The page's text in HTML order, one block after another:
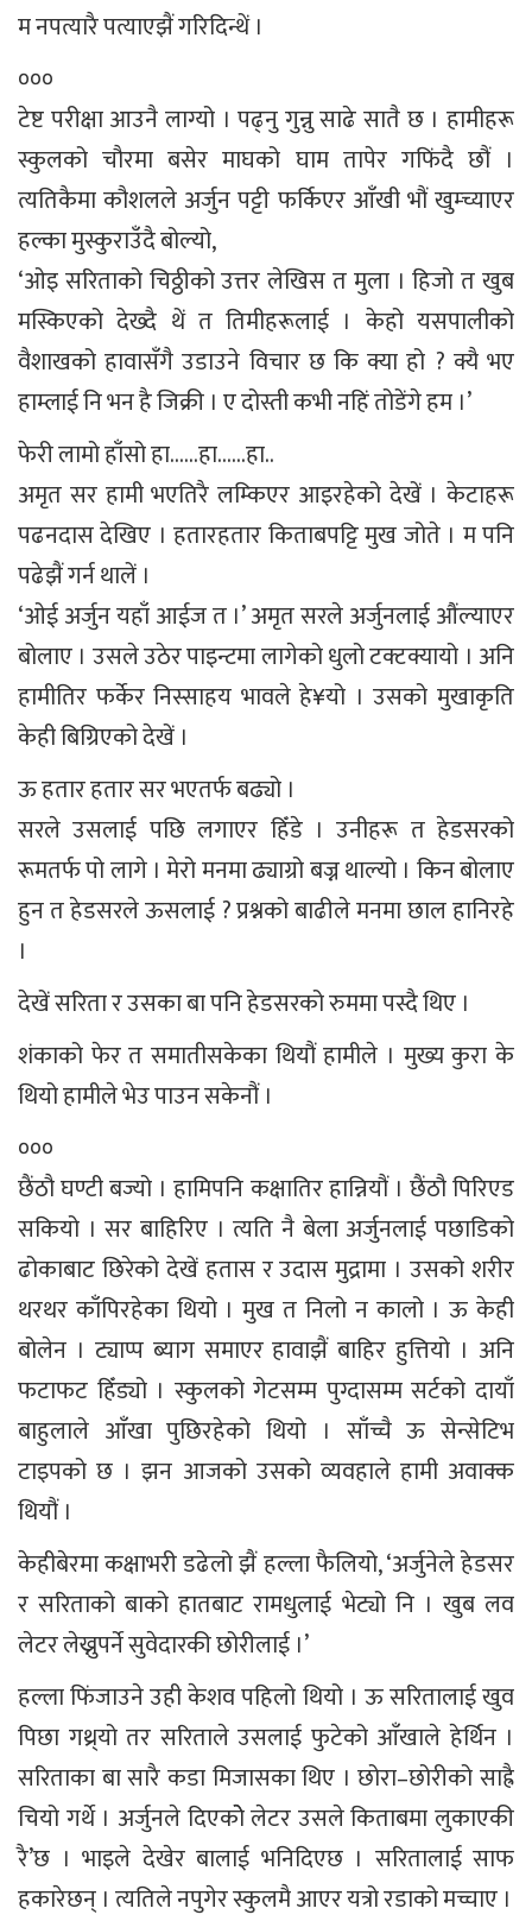
म नपत्यारै पत्याएझैं गरिदिन्थें ।
०००
टेष्ट परीक्षा आउनै लाग्यो । पढ्नु गुन्नु साढे सातै छ । हामीहरू
स्कुलको चौरमा बसेर माघको घाम तापेर गफिंदै छौं ।
त्यतिकैमा कौशलले अर्जुन पट्टी फर्किएर आँखी भौं खुम्च्याएर
हल्का मुस्कुराउँदै बोल्यो,
‘ओइ सरिताको चिठ्ठीको उत्तर लेखिस त मुला । हिजो त खुब
मस्किएको देख्दै थें त तिमीहरूलाई । केहो यसपालीको
वैशाखको हावासँगै उडाउने विचार छ कि क्या हो ? क्यै भए
हाम्लाई नि भन है जिक्री । ए दोस्ती कभी नहिं तोडेंगे हम ।’
फेरी लामो हाँसो हा……हा……हा..
अमृत सर हामी भएतिरै लम्किएर आइरहेको देखें । केटाहरू
पढनदास देखिए । हतारहतार किताबपट्टि मुख जोते । म पनि
पढेझैं गर्न थालें ।
‘ओई अर्जुन यहाँ आईज त ।’ अमृत सरले अर्जुनलाई औंल्याएर
बोलाए । उसले उठेर पाइन्टमा लागेको धुलो टक्टक्यायो । अनि
हामीतिर फर्केर निस्साहय भावले हे¥यो । उसको मुखाकृति
केही बिग्रिएको देखें ।
ऊ हतार हतार सर भएतर्फ बढ्यो ।
सरले उसलाई पछि लगाएर हिँडे । उनीहरू त हेडसरको
रूमतर्फ पो लागे । मेरो मनमा ढ्याग्रो बज्न थाल्यो । किन बोलाए
हुन त हेडसरले ऊसलाई ? प्रश्नको बाढीले मनमा छाल हानिरहे
।
देखें सरिता र उसका बा पनि हेडसरको रुममा पस्दै थिए ।
शंकाको फेर त समातीसकेका थियौं हामीले । मुख्य कुरा के
थियो हामीले भेउ पाउन सकेनौं ।
०००
छैंठौ घण्टी बज्यो । हामिपनि कक्षातिर हान्नियौं । छैंठौ पिरिएड
सकियो । सर बाहिरिए । त्यति नै बेला अर्जुनलाई पछाडिको
ढोकाबाट छिरेको देखें हतास र उदास मुद्रामा । उसको शरीर
थरथर काँपिरहेका थियो । मुख त निलो न कालो । ऊ केही
बोलेन । ट्याप्प ब्याग समाएर हावाझैं बाहिर हुत्तियो । अनि
फटाफट हिँड्यो । स्कुलको गेटसम्म पुग्दासम्म सर्टको दायाँ
बाहुलाले आँखा पुछिरहेको थियो । साँच्चै ऊ सेन्सेटिभ
टाइपको छ । झन आजको उसको व्यवहाले हामी अवाक्क
थियौं ।
केहीबेरमा कक्षाभरी डढेलो झैं हल्ला फैलियो, ‘अर्जुनेले हेडसर
र सरिताको बाको हातबाट रामधुलाई भेट्यो नि । खुब लव
लेटर लेख्नुपर्ने सुवेदारकी छोरीलाई ।’
हल्ला फिंजाउने उही केशव पहिलो थियो । ऊ सरितालाई खुव
पिछा गथ्र्यो तर सरिताले उसलाई फुटेको आँखाले हेर्थिन ।
सरिताका बा सारै कडा मिजासका थिए । छोरा–छोरीको साह्रै
चियो गर्थे । अर्जुनले दिएकोे लेटर उसले किताबमा लुकाएकी
रै’छ । भाइले देखेर बालाई भनिदिएछ । सरितालाई साफ
हकारेछन् । त्यतिले नपुगेर स्कुलमै आएर यत्रो रडाको मच्चाए ।